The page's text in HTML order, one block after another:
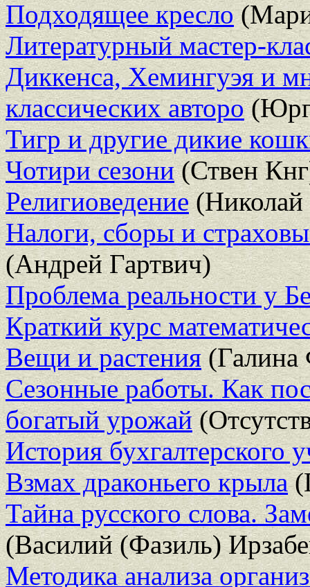
Подходящее кресло
Литературный мастер-
Диккенса, Хемингуэя и
классических авторо
Тигр и другие дикие
Чотири сезони(Ствен
Религиоведение(Николай
Налоги, сборы и
(Андрей Гартвич)
Проблема реальности у
Краткий курс
Вещи и растения(Галина
Сезонные работы. Как
богатый урожай
История бухгалтерского
Взмах драконьего крыла
Тайна русского слова.
(Василий (Фазиль)
Методика анализа